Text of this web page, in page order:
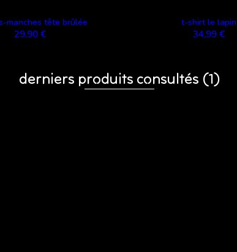
manches tête brûlée
29,90 €
t-shirt le lapin
34,99 €
derniers produits consultés (1)